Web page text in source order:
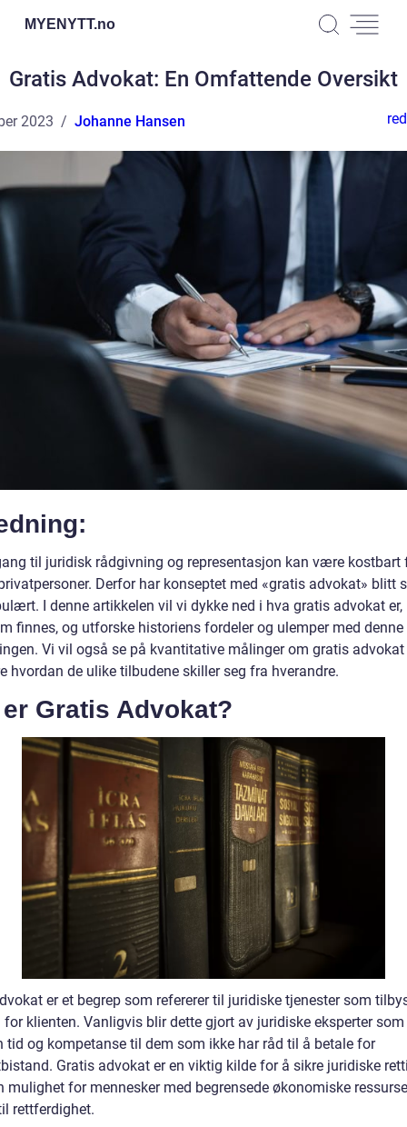
MYENYTT.no
Gratis Advokat: En Omfattende Oversikt
2023 Johanne Hansen
til juridisk rådgivning og representasjon kan være kostbart
Derfor har konseptet med «gratis advokat» blitt
I denne artikkelen vil vi dykke ned i hva gratis advokat er,
finnes, og utforske historiens fordeler og ulemper med denne
Vi vil også se på kvantitative målinger om gratis advokat
hvordan de ulike tilbudene skiller seg fra hverandre.
Gratis Advokat?
er et begrep som refererer til juridiske tjenester som
for klienten. Vanligvis blir dette gjort av juridiske eksperter
tid og kompetanse til dem som ikke har råd til å betale for
Gratis advokat er en viktig kilde for å sikre juridiske
mulighet for mennesker med begrensede økonomiske
rettferdighet.